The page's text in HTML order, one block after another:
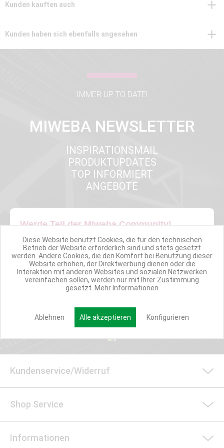
Kunden kauften auch
Kunden haben sich ebenfalls angesehen
IMMER UP TO DATE!
MIWEBA NEWSLETTER
INSPIRATIONSMAIL
PRODUKTUPDATES
TOP INFORMIERT
ANGEBOTE
Werde Teil der Miweba Community!
Verpasse nie wieder exklusive Newsletter-Rabatte und Aktionen
E-MAIL*
Anmelden
Kundenservice/Widerruf
Shop Service
Informationen
Diese Website benutzt Cookies, die für den technischen
Betrieb der Website erforderlich sind und stets gesetzt
werden. Andere Cookies, die den Komfort bei Benutzung dieser
Website erhöhen, der Direktwerbung dienen oder die
Interaktion mit anderen Websites und sozialen Netzwerken
vereinfachen sollen, werden nur mit Ihrer Zustimmung
gesetzt. Mehr Informationen
Ablehnen Alle akzeptieren Konfigurieren